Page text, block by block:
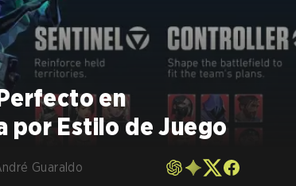
en
por Estilo de Juego
Guaraldo